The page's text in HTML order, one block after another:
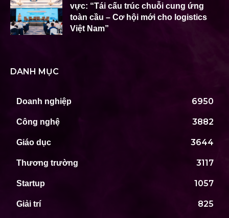
vực: “Tái cấu trúc chuỗi cung ứng
toàn cầu – Cơ hội mới cho logistics
Việt Nam”
DANH MỤC
Doanh nghiệp 6950
Công nghệ 3882
Giáo dục 3644
Thương trường 3117
Startup 1057
Giải trí 825